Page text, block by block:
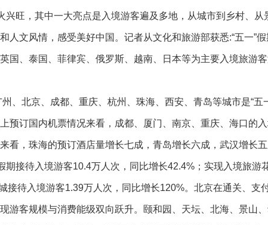
兴旺，其中一大亮点是入境游客遍及多地，从城市到乡村、从
人文风情，感受美好中国。记者从文化和旅游部获悉:“五一”
国、泰国、菲律宾、俄罗斯、越南、日本等为主要入境旅游客
、北京、成都、重庆、杭州、珠海、西安、青岛等城市是“五
预订国内机票情况来看，成都、厦门、南京、重庆、海口的入
看，珠海的预订酒店量增长七成，青岛增长六成，武汉增长五
期接待入境游客10.4万人次，同比增长42.4%；实现入境旅游
接待入境游客1.39万人次，同比增长120%。北京在通关、支
游客规模与消费能级双向跃升。颐和园、天坛、北海、景山、